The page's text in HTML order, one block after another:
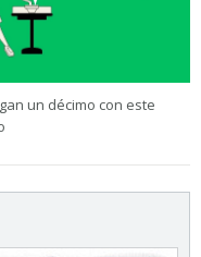
un décimo con este